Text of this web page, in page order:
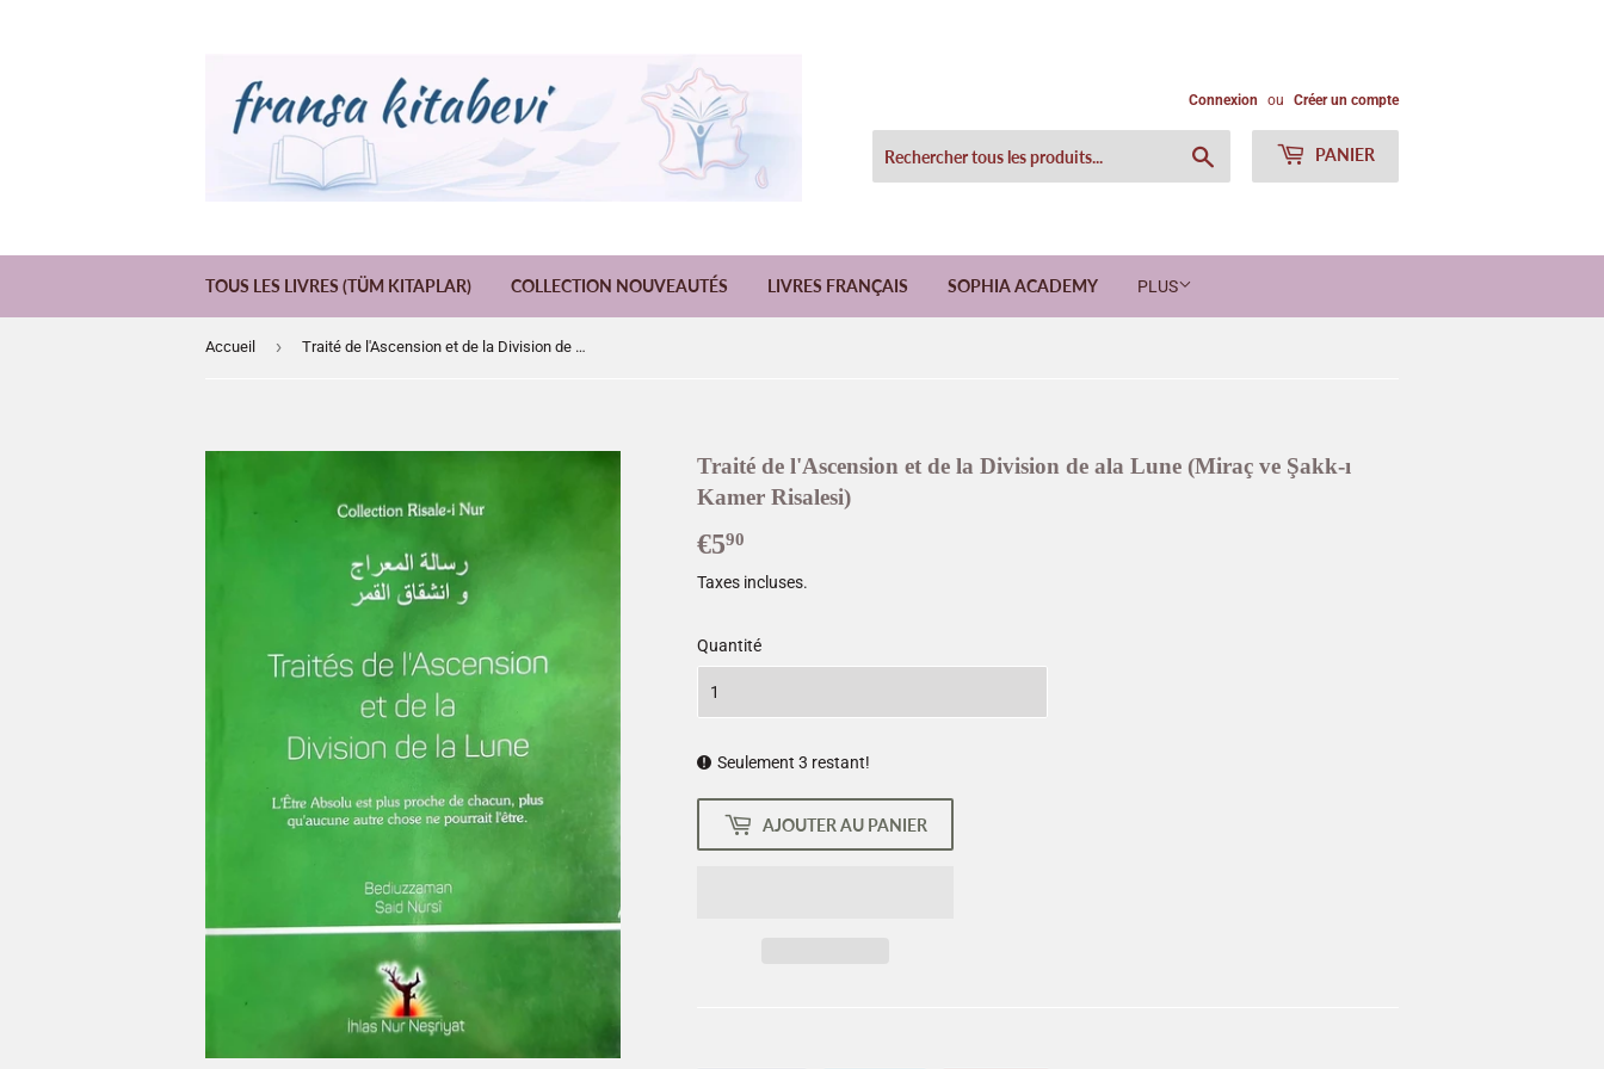
Connexion ou Créer un compte
Chercher PANIER
TOUS LES LIVRES (TÜM KITAPLAR) COLLECTION NOUVEAUTÉS LIVRES FRANÇAIS SOPHIA ACADEMY PLUS
Accueil › Traité de l'Ascension et de la Division de ala Lune (Miraç ve Şakk-ı Kamer Risalesi)
Traité de l'Ascension et de la Division de ala Lune (Miraç ve Şakk-ı
Kamer Risalesi)
€590
Taxes incluses.
Quantité
Seulement 3 restant!
AJOUTER AU PANIER